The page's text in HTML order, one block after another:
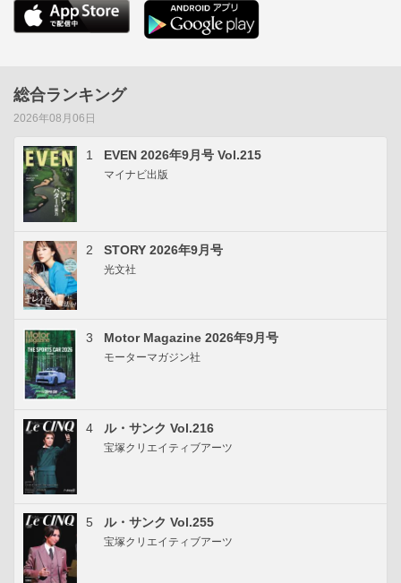
総合ランキング
2026年08月06日
1 EVEN 2026年9月号 Vol.215
マイナビ出版
2 STORY 2026年9月号
光文社
3 Motor Magazine 2026年9月号
モーターマガジン社
4 ル・サンク Vol.216
宝塚クリエイティブアーツ
5 ル・サンク Vol.255
宝塚クリエイティブアーツ